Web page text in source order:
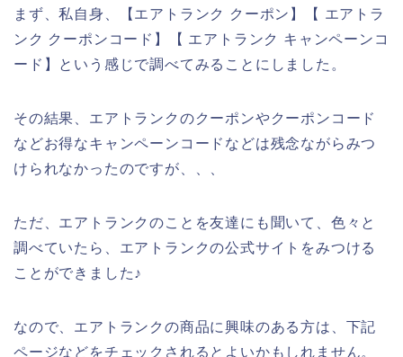
まず、私自身、【エアトランク クーポン】【 エアトラ
ンク クーポンコード】【 エアトランク キャンペーンコ
ード】という感じで調べてみることにしました。
その結果、エアトランクのクーポンやクーポンコード
などお得なキャンペーンコードなどは残念ながらみつ
けられなかったのですが、、、
ただ、エアトランクのことを友達にも聞いて、色々と
調べていたら、エアトランクの公式サイトをみつける
ことができました♪
なので、エアトランクの商品に興味のある方は、下記
ページなどをチェックされるとよいかもしれません。